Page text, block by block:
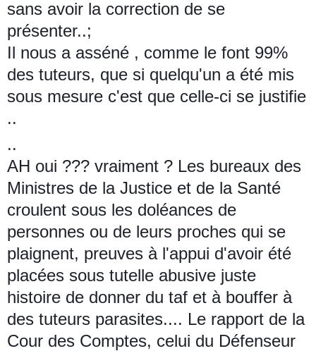
sans avoir la correction de se
présenter..;
Il nous a asséné , comme le font 99%
des tuteurs, que si quelqu'un a été mis
sous mesure c'est que celle-ci se justifie
..
..
AH oui ??? vraiment ? Les bureaux des
Ministres de la Justice et de la Santé
croulent sous les doléances de
personnes ou de leurs proches qui se
plaignent, preuves à l'appui d'avoir été
placées sous tutelle abusive juste
histoire de donner du taf et à bouffer à
des tuteurs parasites.... Le rapport de la
Cour des Comptes, celui du Défenseur